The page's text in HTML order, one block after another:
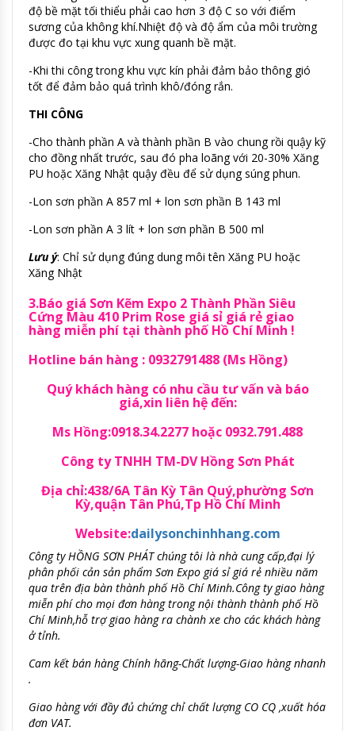
độ bề mặt tối thiểu phải cao hơn 3 độ C so với điểm
sương của không khí.Nhiệt độ và độ ẩm của môi trường
được đo tại khu vực xung quanh bề mặt.
-Khi thi công trong khu vực kín phải đảm bảo thông gió
tốt để đảm bảo quá trình khô/đóng rắn.
THI CÔNG
-Cho thành phần A và thành phần B vào chung rồi quậy kỹ
cho đồng nhất trước, sau đó pha loãng với 20-30% Xăng
PU hoặc Xăng Nhật quậy đều để sử dụng súng phun.
-Lon sơn phần A 857 ml + lon sơn phần B 143 ml
-Lon sơn phần A 3 lít + lon sơn phần B 500 ml
Lưu ý: Chỉ sử dụng đúng dung môi tên Xăng PU hoặc
Xăng Nhật
3.Báo giá Sơn Kẽm Expo 2 Thành Phần Siêu
Cứng Màu 410 Prim Rose giá sỉ giá rẻ giao
hàng miễn phí tại thành phố Hồ Chí Minh !
Hotline bán hàng : 0932791488 (Ms Hồng)
Quý khách hàng có nhu cầu tư vấn và báo
giá,xin liên hệ đến:
Ms Hồng:0918.34.2277 hoặc 0932.791.488
Công ty TNHH TM-DV Hồng Sơn Phát
Địa chỉ:438/6A Tân Kỳ Tân Quý,phường Sơn
Kỳ,quận Tân Phú,Tp Hồ Chí Minh
Website:dailysonchinhhang.com
Công ty HỒNG SƠN PHÁT chúng tôi là nhà cung cấp,đại lý
phân phối cản sản phẩm Sơn Expo giá sỉ giá rẻ nhiều năm
qua trên địa bàn thành phố Hồ Chí Minh.Công ty giao hàng
miễn phí cho mọi đơn hàng trong nội thành thành phố Hồ
Chí Minh,hỗ trợ giao hàng ra chành xe cho các khách hàng
ở tỉnh.
Cam kết bán hàng Chính hãng-Chất lượng-Giao hàng nhanh
.
Giao hàng với đầy đủ chứng chỉ chất lượng CO CQ ,xuất hóa
đơn VAT.